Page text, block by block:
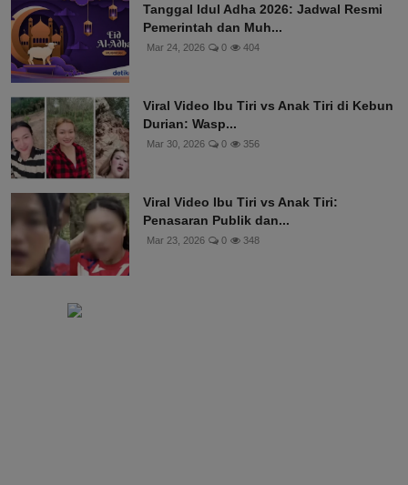
Tanggal Idul Adha 2026: Jadwal Resmi
Pemerintah dan Muh...
Mar 24, 2026 0 404
Viral Video Ibu Tiri vs Anak Tiri di Kebun
Durian: Wasp...
Mar 30, 2026 0 356
Viral Video Ibu Tiri vs Anak Tiri:
Penasaran Publik dan...
Mar 23, 2026 0 348